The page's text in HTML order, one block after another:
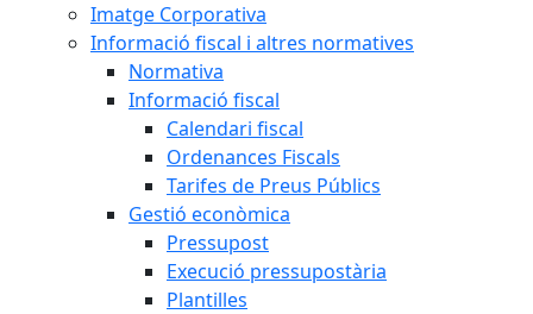
Imatge Corporativa
Informació fiscal i altres normatives
Normativa
Informació fiscal
Calendari fiscal
Ordenances Fiscals
Tarifes de Preus Públics
Gestió econòmica
Pressupost
Execució pressupostària
Plantilles